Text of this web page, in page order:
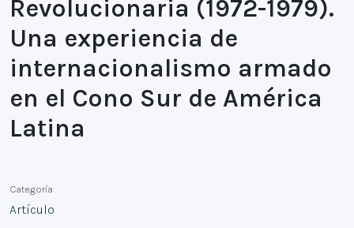
Revolucionaria (1972-1979).
Una experiencia de
internacionalismo armado
en el Cono Sur de América
Latina
Categoría
Artículo